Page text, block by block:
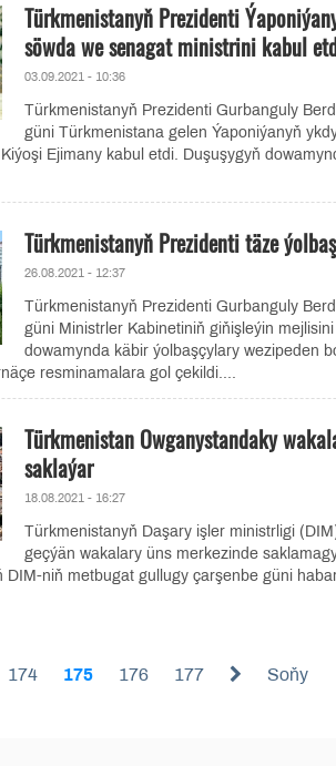
Türkmenistanyň Prezidenti
söwda we senagat ministrini kabul
03.09.2021 - 10:36
Türkmenistanyň Prezidenti Gurbanguly
güni Türkmenistana gelen Ýaponiýanyň
Ejimany kabul etdi. Duşuşygyň
Türkmenistanyň Prezidenti täze
26.08.2021 - 12:37
Türkmenistanyň Prezidenti Gurbanguly
güni Ministrler Kabinetiniň giňişleýin
dowamynda käbir ýolbaşçylary wezipeden
resminamalara gol çekildi....
Türkmenistan Owganystandaky
saklaýar
18.08.2021 - 16:27
Türkmenistanyň Daşary işler ministrligi
geçýän wakalary üns merkezinde
DIM-niň metbugat gullugy çarşenbe güni
174 175 176 177 Soňy